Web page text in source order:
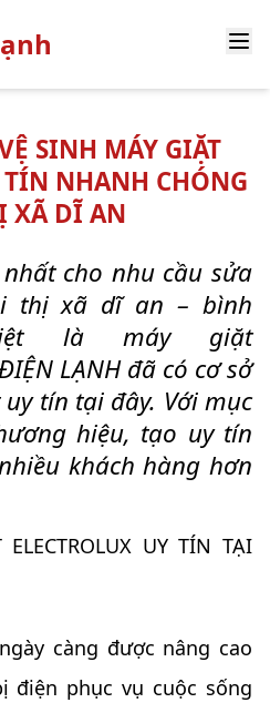
SINH MÁY GIẶT
TÍN NHANH CHÓNG
XÃ DĨ AN
cho nhu cầu sửa
thị xã dĩ an – bình
là máy giặt
LẠNH đã có cơ sở
tín tại đây. Với mục
hiệu, tạo uy tín
khách hàng hơn
UY TÍN TẠI
càng được nâng cao
điện phục vụ cuộc sống